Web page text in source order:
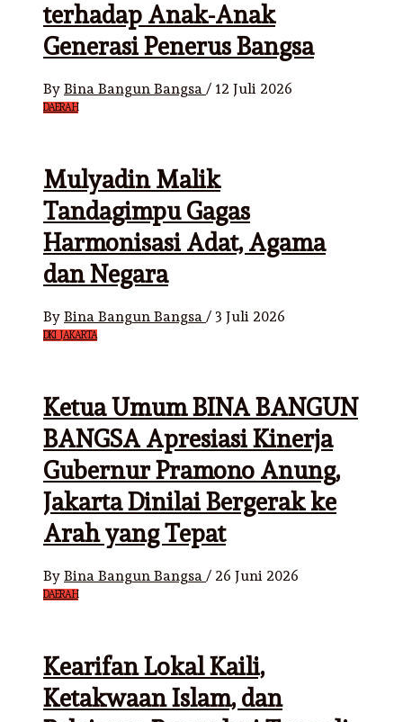
terhadap Anak-Anak
Generasi Penerus Bangsa
By Bina Bangun Bangsa / 12 Juli 2026
DAERAH
Mulyadin Malik
Tandagimpu Gagas
Harmonisasi Adat, Agama
dan Negara
By Bina Bangun Bangsa / 3 Juli 2026
DKI JAKARTA
Ketua Umum BINA BANGUN
BANGSA Apresiasi Kinerja
Gubernur Pramono Anung,
Jakarta Dinilai Bergerak ke
Arah yang Tepat
By Bina Bangun Bangsa / 26 Juni 2026
DAERAH
Kearifan Lokal Kaili,
Ketakwaan Islam, dan